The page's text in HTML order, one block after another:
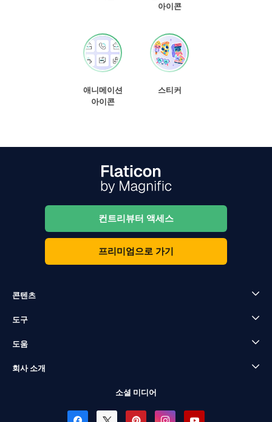
아이콘
애니메이션
아이콘
스티커
컨트리뷰터 액세스
프리미엄으로 가기
콘텐츠
도구
도움
회사 소개
소셜 미디어